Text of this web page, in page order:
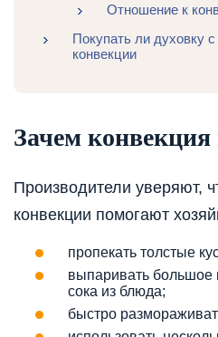
Отношение к
Покупать ли духовку
конвекции
Зачем конвекция
Производители уверяют,
конвекции помогают
пропекать толстые
выпаривать большое
сока из блюда;
быстро